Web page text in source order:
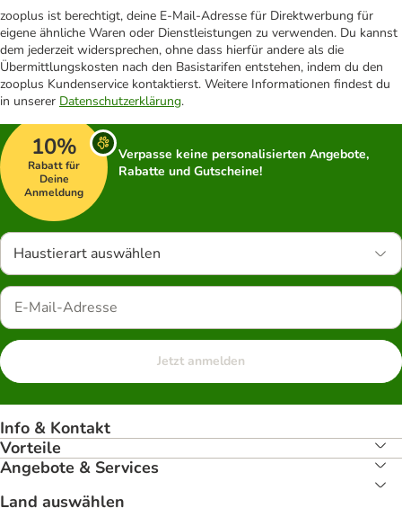
zooplus ist berechtigt, deine E-Mail-Adresse für Direktwerbung für
eigene ähnliche Waren oder Dienstleistungen zu verwenden. Du kannst
dem jederzeit widersprechen, ohne dass hierfür andere als die
Übermittlungskosten nach den Basistarifen entstehen, indem du den
zooplus Kundenservice kontaktierst. Weitere Informationen findest du
in unserer Datenschutzerklärung.
10%
Rabatt für
Deine
Anmeldung
Verpasse keine personalisierten Angebote,
Rabatte und Gutscheine!
Haustierart auswählen
Jetzt anmelden
Info & Kontakt
Vorteile
Angebote & Services
Land auswählen